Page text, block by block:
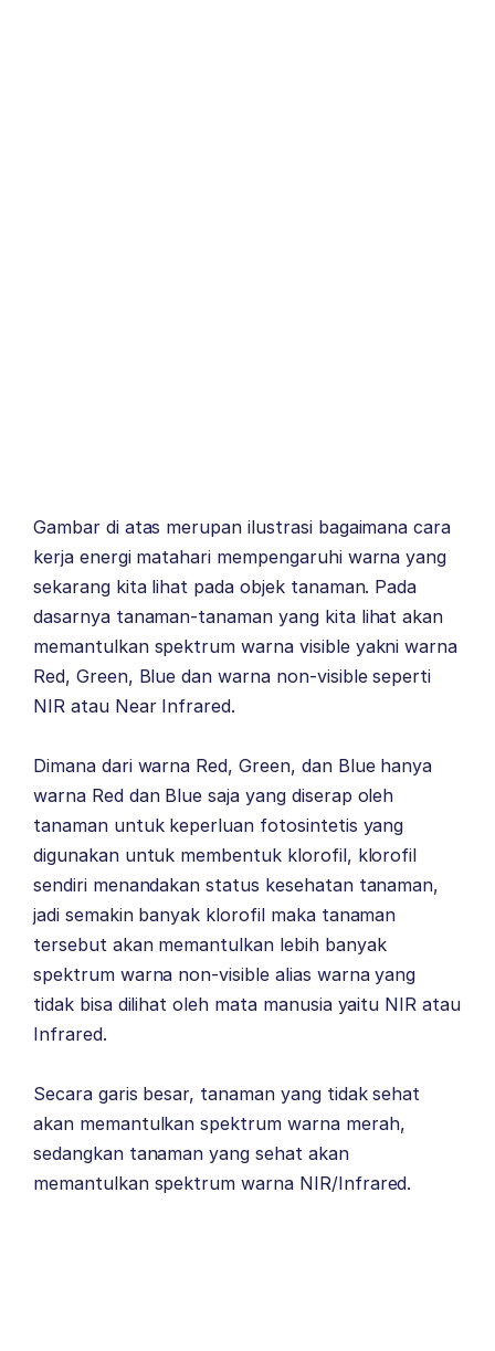
Gambar di atas merupan ilustrasi bagaimana cara
kerja energi matahari mempengaruhi warna yang
sekarang kita lihat pada objek tanaman. Pada
dasarnya tanaman-tanaman yang kita lihat akan
memantulkan spektrum warna visible yakni warna
Red, Green, Blue dan warna non-visible seperti
NIR atau Near Infrared.
Dimana dari warna Red, Green, dan Blue hanya
warna Red dan Blue saja yang diserap oleh
tanaman untuk keperluan fotosintetis yang
digunakan untuk membentuk klorofil, klorofil
sendiri menandakan status kesehatan tanaman,
jadi semakin banyak klorofil maka tanaman
tersebut akan memantulkan lebih banyak
spektrum warna non-visible alias warna yang
tidak bisa dilihat oleh mata manusia yaitu NIR atau
Infrared.
Secara garis besar, tanaman yang tidak sehat
akan memantulkan spektrum warna merah,
sedangkan tanaman yang sehat akan
memantulkan spektrum warna NIR/Infrared.